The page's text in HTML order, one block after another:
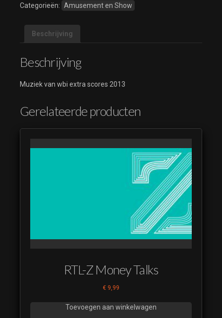
aantal
Categorieën: Amusement en Show
Beschrijving
Beschrijving
Muziek van wbi extra scores 2013
Gerelateerde producten
RTL-Z Money Talks
€ 9,99
Toevoegen aan winkelwagen